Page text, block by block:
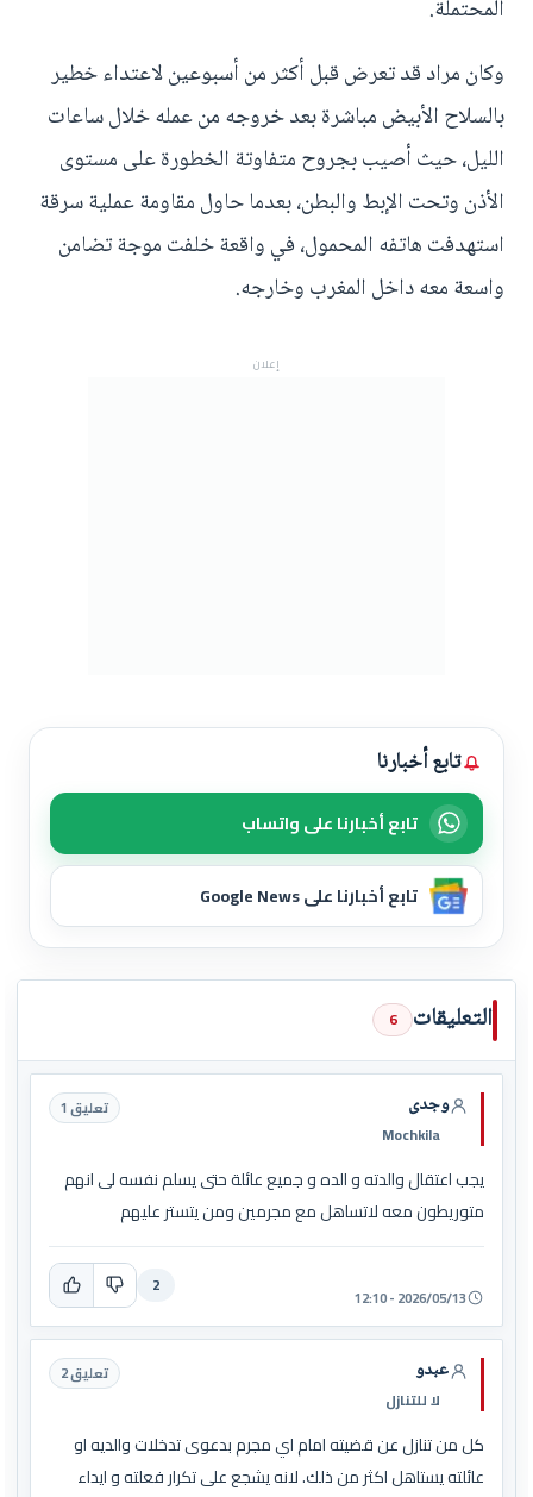
المحتملة.
وكان مراد قد تعرض قبل أكثر من أسبوعين لاعتداء خطير
بالسلاح الأبيض مباشرة بعد خروجه من عمله خلال ساعات
الليل، حيث أصيب بجروح متفاوتة الخطورة على مستوى
الأذن وتحت الإبط والبطن، بعدما حاول مقاومة عملية سرقة
استهدفت هاتفه المحمول، في واقعة خلفت موجة تضامن
واسعة معه داخل المغرب وخارجه.
إعلان
تابع أخبارنا
تابع أخبارنا على واتساب
تابع أخبارنا على Google News
التعليقات 6
وجدى
Mochkila
تعليق 1
يجب اعتقال والدته و الده و جميع عائلة حتى يسلم نفسه لى انهم
متوريطون معه لاتساهل مع مجرمين ومن يتستر عليهم
2026/05/13 - 12:10
2
عبدو
لا للتنازل
تعليق 2
كل من تنازل عن قضيته امام اي مجرم بدعوى تدخلات والديه او
عائلته يستاهل اكثر من ذلك. لانه يشجع على تكرار فعلته و ايداء